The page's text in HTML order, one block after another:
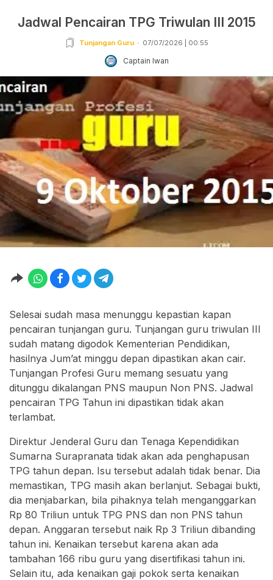
Jadwal Pencairan TPG Triwulan III 2015
Tunjangan Guru 07/07/2026 | 00:55
Captain Iwan
Selesai sudah masa menunggu kepastian kapan
pencairan tunjangan guru. Tunjangan guru triwulan III
sudah matang digodok Kementerian Pendidikan,
hasilnya Jum’at minggu depan dipastikan akan cair.
Tunjangan Profesi Guru memang sesuatu yang
ditunggu dikalangan PNS maupun Non PNS. Jadwal
pencairan TPG Tahun ini dipastikan tidak akan
terlambat.
Direktur Jenderal Guru dan Tenaga Kependidikan
Sumarna Surapranata tidak akan ada penghapusan
TPG tahun depan. Isu tersebut adalah tidak benar. Dia
memastikan, TPG masih akan berlanjut. Sebagai bukti,
dia menjabarkan, bila pihaknya telah menganggarkan
Rp 80 Triliun untuk TPG PNS dan non PNS tahun
depan. Anggaran tersebut naik Rp 3 Triliun dibanding
tahun ini. Kenaikan tersebut karena akan ada
tambahan 166 ribu guru yang disertifikasi tahun ini.
Selain itu, ada kenaikan gaji pokok serta kenaikan